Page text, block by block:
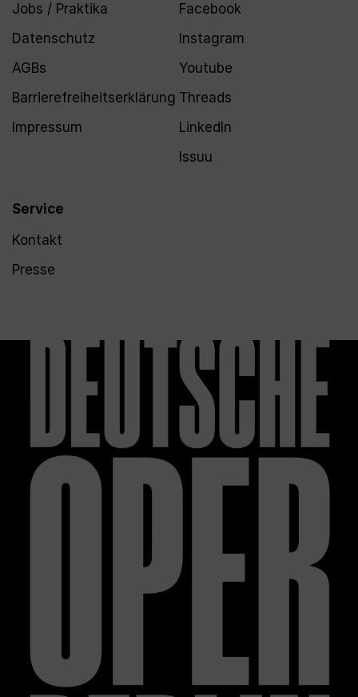
Jobs / Praktika
Datenschutz
AGBs
Barrierefreiheitserklärung
Impressum
Service
Kontakt
Presse
Facebook
Instagram
Youtube
Threads
LinkedIn
Issuu